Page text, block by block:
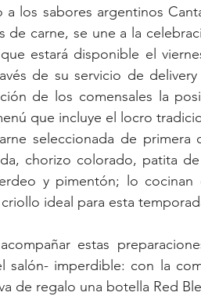
a los sabores argentinos
de carne, se une a la
estará disponible el
de su servicio de
de los comensales la
que incluye el locro
seleccionada de
chorizo colorado, patita
y pimentón; lo
ideal para esta
estas
salón- imperdible: con la
de regalo una botella Red